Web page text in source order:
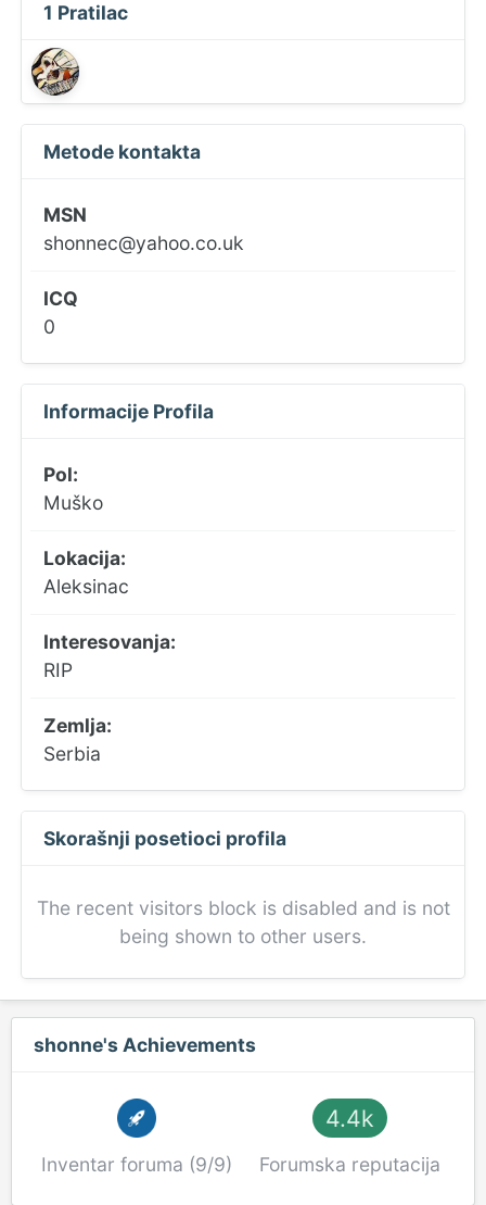
1 Pratilac
Metode kontakta
MSN
shonnec@yahoo.co.uk
ICQ
0
Informacije Profila
Pol:
Muško
Lokacija:
Aleksinac
Interesovanja:
RIP
Zemlja:
Serbia
Skorašnji posetioci profila
The recent visitors block is disabled and is not
being shown to other users.
shonne's Achievements
Inventar foruma (9/9)
4.4k
Forumska reputacija